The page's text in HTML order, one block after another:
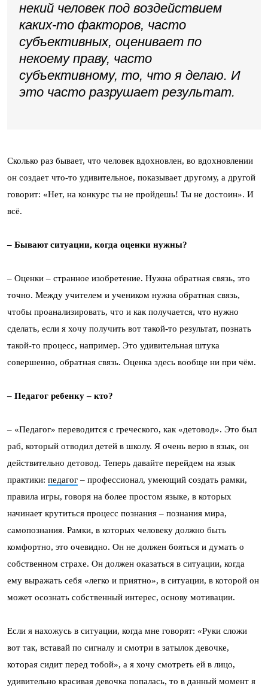
некий человек под воздействием
каких-то факторов, часто
субъективных, оценивает по
некоему праву, часто
субъективному, то, что я делаю. И
это часто разрушает результат.
Сколько раз бывает, что человек вдохновлен, во вдохновлении
он создает что-то удивительное, показывает другому, а другой
говорит: «Нет, на конкурс ты не пройдешь! Ты не достоин». И
всё.
– Бывают ситуации, когда оценки нужны?
– Оценки – странное изобретение. Нужна обратная связь, это
точно. Между учителем и учеником нужна обратная связь,
чтобы проанализировать, что и как получается, что нужно
сделать, если я хочу получить вот такой-то результат, познать
такой-то процесс, например. Это удивительная штука
совершенно, обратная связь. Оценка здесь вообще ни при чём.
– Педагог ребенку – кто?
– «Педагог» переводится с греческого, как «детовод». Это был
раб, который отводил детей в школу. Я очень верю в язык, он
действительно детовод. Теперь давайте перейдем на язык
практики: педагог – профессионал, умеющий создать рамки,
правила игры, говоря на более простом языке, в которых
начинает крутиться процесс познания – познания мира,
самопознания. Рамки, в которых человеку должно быть
комфортно, это очевидно. Он не должен бояться и думать о
собственном страхе. Он должен оказаться в ситуации, когда
ему выражать себя «легко и приятно», в ситуации, в которой он
может осознать собственный интерес, основу мотивации.
Если я нахожусь в ситуации, когда мне говорят: «Руки сложи
вот так, вставай по сигналу и смотри в затылок девочке,
которая сидит перед тобой», а я хочу смотреть ей в лицо,
удивительно красивая девочка попалась, то в данный момент я